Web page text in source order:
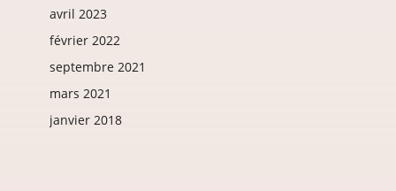
avril 2023
février 2022
septembre 2021
mars 2021
janvier 2018